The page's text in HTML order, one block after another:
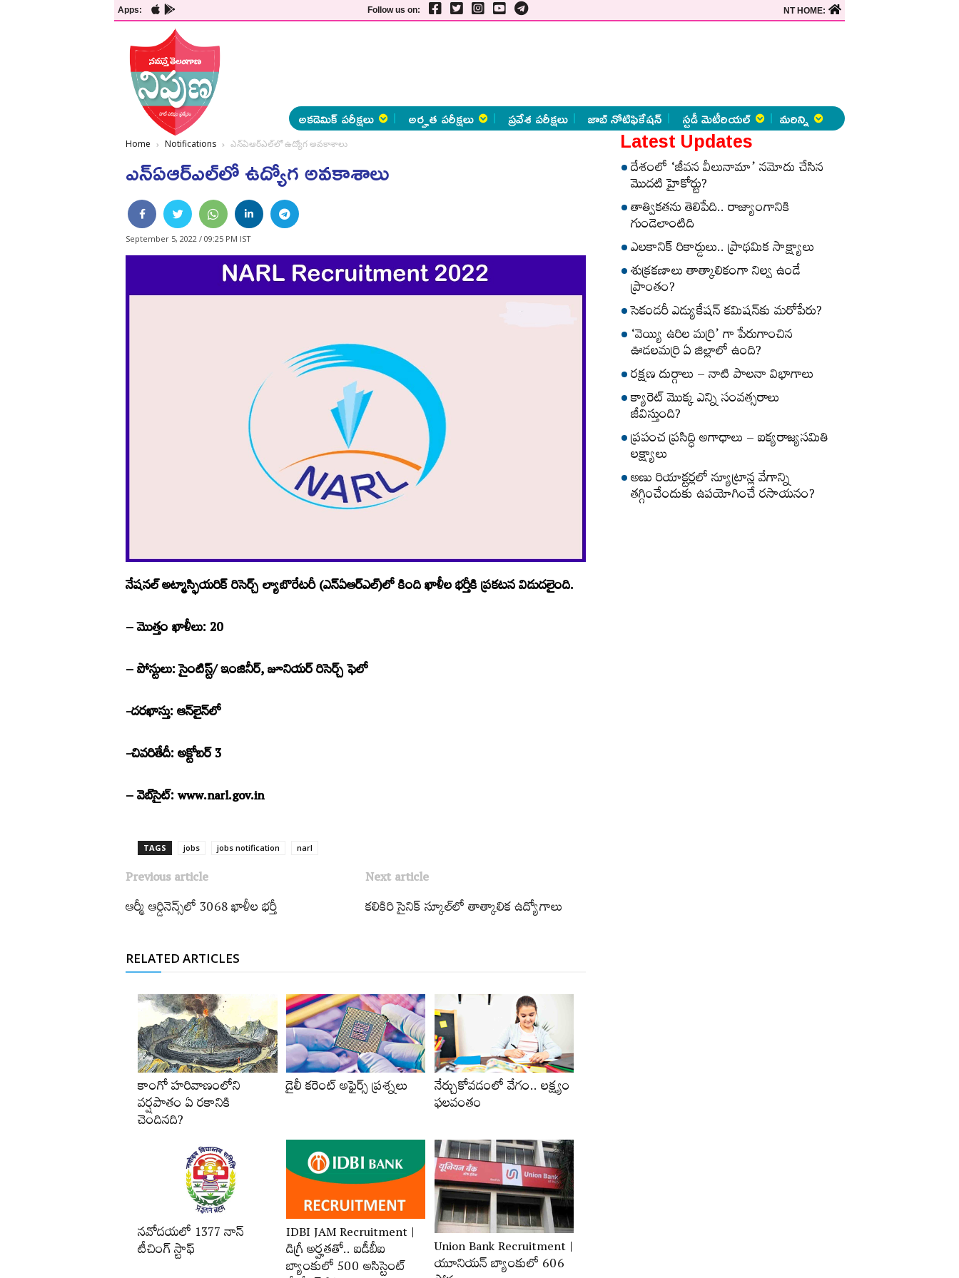
Apps: Follow us on: NT HOME:
అకడెమిక్ పరీక్షలు అర్హత పరీక్షలు ప్రవేశ పరీక్షలు జాబ్ నోటిఫికేషన్ స్టడీ మెటీరియల్ మరిన్ని
Home Notifications ఎన్‌ఏఆర్‌ఎల్‌లో ఉద్యోగ అవ‌కాశాలు
ఎన్‌ఏఆర్‌ఎల్‌లో ఉద్యోగ అవ‌కాశాలు
September 5, 2022 / 09:25 PM IST
నేషనల్‌ అట్మాస్ఫియరిక్‌ రిసెర్చ్ ల్యాబొరేటరీ (ఎన్‌ఏఆర్‌ఎల్‌)లో కింది ఖాళీల భర్తీకి ప్రకటన విడుదలైంది.
– మొత్తం ఖాళీలు: 20
– పోస్టులు: సైంటిస్ట్/ఇంజినీర్‌, జూనియర్‌ రిసెర్చ్ ఫెలో
-దరఖాస్తు: ఆన్‌లైన్‌లో
-చివరితేదీ: అక్టోబర్‌ 3
– వెబ్‌సైట్‌:www.narl.gov.in
TAGS jobs jobs notification narl
Previous article
ఆర్మీ ఆర్డినెన్స్​‍లో 3068 ఖాళీల భర్తీ
Next article
కలికిరి సైనిక్‌ స్కూల్‌లో తాత్కాలిక ఉద్యోగాలు
RELATED ARTICLES
కాంగో హరివాణంలోని
వర్షపాతం ఏ రకానికి
చెందినది?
డైలీ కరెంట్‌ అఫైర్స్‌ ప్రశ్నలు నేర్చుకోవడంలో వేగం.. లక్ష్యం
ఫలవంతం
నవోదయలో 1377 నాన్‌
టీచింగ్‌ స్టాఫ్‌
IDBI JAM Recruitment |
డిగ్రీ అర్హ‌త‌తో.. ఐడీబీఐ
బ్యాంకులో 500 అసిస్టెంట్‌
Union Bank Recruitment |
యూనియన్ బ్యాంకులో 606
Latest Updates
దేశంలో ‘జీవన వీలునామా’ నమోదు చేసిన
మొదటి హైకోర్టు?
తాత్వికతను తెలిపేది.. రాజ్యాంగానికి
గుండెలాంటిది
ఎలకానిక్‌ రికార్డులు.. ప్రాథమిక సాక్ష్యాలు
శుక్రకణాలు తాత్కాలికంగా నిల్వ ఉండే
ప్రాంతం?
సెకండరీ ఎడ్యుకేషన్‌ కమిషన్‌కు మరోపేరు?
‘వెయ్యి ఉరిల మర్రి’ గా పేరుగాంచిన
ఊడలమర్రి ఏ జిల్లాలో ఉంది?
రక్షణ దుర్గాలు – నాటి పాలనా విభాగాలు
క్యారెట్‌ మొక్క ఎన్ని సంవత్సరాలు
జీవిస్తుంది?
ప్రపంచ ప్రసిద్ధి అగాధాలు – ఐక్యరాజ్యసమితి
లక్ష్యాలు
అణు రియాక్టర్లలో న్యూట్రాన్ల వేగాన్ని
తగ్గించేందుకు ఉపయోగించే రసాయనం?